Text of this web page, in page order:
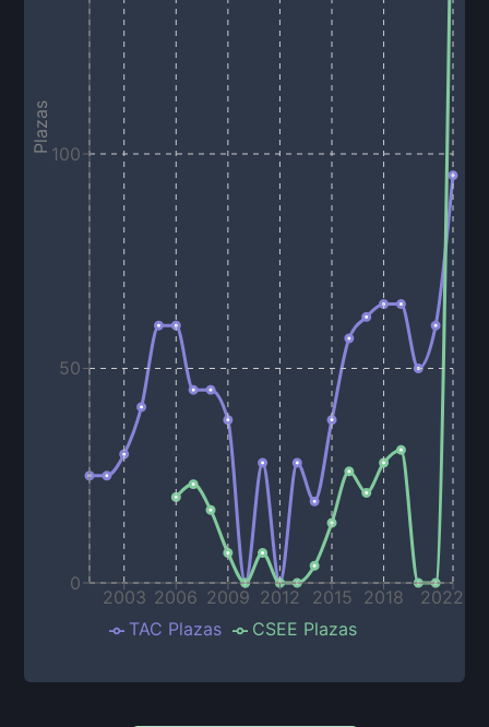
2003 2006 2009 2012 2015 2018 2022
0
50
100
Plazas
TAC Plazas CSEE Plazas